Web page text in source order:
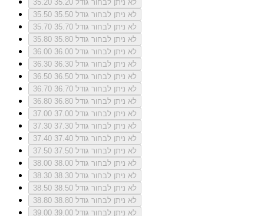
35.20
לא ניתן לבחור גודל 35.20
35.50
לא ניתן לבחור גודל 35.50
35.70
לא ניתן לבחור גודל 35.70
35.80
לא ניתן לבחור גודל 35.80
36.00
לא ניתן לבחור גודל 36.00
36.30
לא ניתן לבחור גודל 36.30
36.50
לא ניתן לבחור גודל 36.50
36.70
לא ניתן לבחור גודל 36.70
36.80
לא ניתן לבחור גודל 36.80
37.00
לא ניתן לבחור גודל 37.00
37.30
לא ניתן לבחור גודל 37.30
37.40
לא ניתן לבחור גודל 37.40
37.50
לא ניתן לבחור גודל 37.50
38.00
לא ניתן לבחור גודל 38.00
38.30
לא ניתן לבחור גודל 38.30
38.50
לא ניתן לבחור גודל 38.50
38.80
לא ניתן לבחור גודל 38.80
39.00
לא ניתן לבחור גודל 39.00